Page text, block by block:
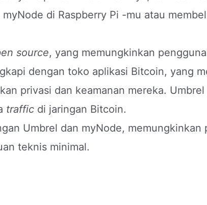
di Raspberry Pi -mu atau
source, yang memungkinkan
dengan toko aplikasi Bitcoin, yang
privasi dan keamanan mereka.
traffic di jaringan Bitcoin.
Umbrel dan myNode,
teknis minimal.